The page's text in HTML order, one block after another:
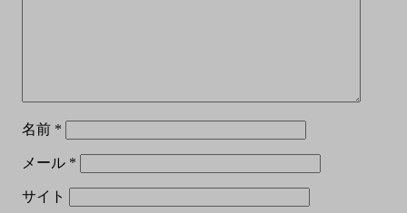
名前 *
メール *
サイト